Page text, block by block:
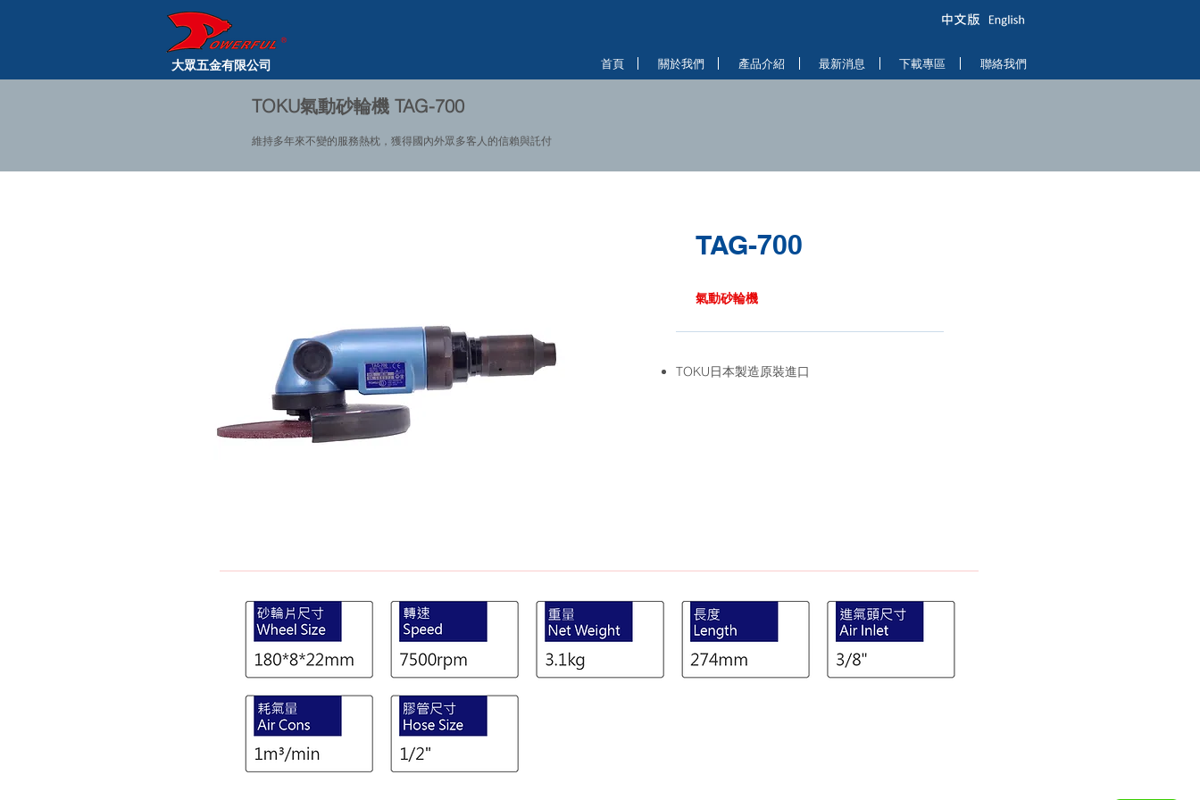
大眾五金有限公司 首頁 關於我們 產品介紹 最新消息 下載專區 聯絡我們
TOKU氣動砂輪機 TAG-700
維持多年來不變的服務熱枕，獲得國內外眾多客人的信賴與託付
TAG-700
氣動砂輪機
TOKU日本製造原裝進口